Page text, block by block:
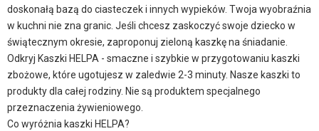
doskonałą bazą do ciasteczek i innych wypieków. Twoja wyobraźnia
w kuchni nie zna granic. Jeśli chcesz zaskoczyć swoje dziecko w
świątecznym okresie, zaproponuj zieloną kaszkę na śniadanie.
Odkryj Kaszki HELPA - smaczne i szybkie w przygotowaniu kaszki
zbożowe, które ugotujesz w zaledwie 2-3 minuty. Nasze kaszki to
produkty dla całej rodziny. Nie są produktem specjalnego
przeznaczenia żywieniowego.
Co wyróżnia kaszki HELPA?